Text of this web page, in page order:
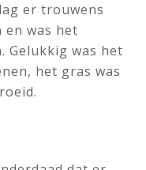
er trouwens
en was het
Gelukkig was het
het gras was